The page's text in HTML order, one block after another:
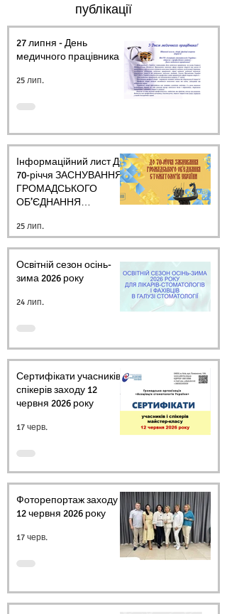
публікації
27 липня - День
медичного працівника.
25 лип.
Інформаційний лист ДО
70-річчя ЗАСНУВАННЯ
ГРОМАДСЬКОГО
ОБ’ЄДНАННЯ
УКРАЇНИ
25 лип.
Освітній сезон осінь-
зима 2026 року
24 лип.
Сертифікати учасників і
спікерів заходу 12
червня 2026 року
17 черв.
Фоторепортаж заходу
12 червня 2026 року
17 черв.